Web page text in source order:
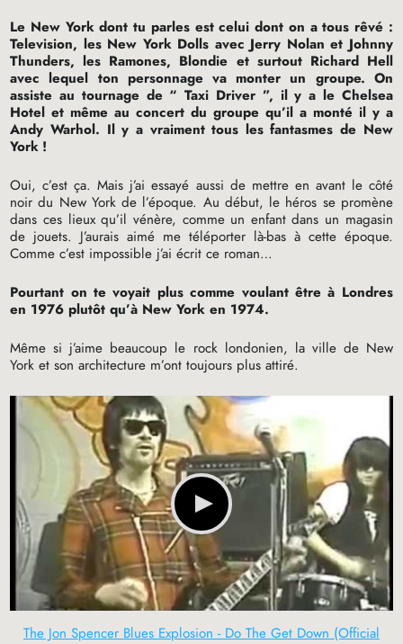
Le New York dont tu parles est celui dont on a tous rêvé :
Television, les New York Dolls avec Jerry Nolan et Johnny
Thunders, les Ramones, Blondie et surtout Richard Hell
avec lequel ton personnage va monter un groupe. On
assiste au tournage de “ Taxi Driver ”, il y a le Chelsea
Hotel et même au concert du groupe qu’il a monté il y a
Andy Warhol. Il y a vraiment tous les fantasmes de New
York !
Oui, c’est ça. Mais j’ai essayé aussi de mettre en avant le côté
noir du New York de l’époque. Au début, le héros se promène
dans ces lieux qu’il vénère, comme un enfant dans un magasin
de jouets. J’aurais aimé me téléporter là-bas à cette époque.
Comme c’est impossible j’ai écrit ce roman…
Pourtant on te voyait plus comme voulant être à Londres
en 1976 plutôt qu’à New York en 1974.
Même si j’aime beaucoup le rock londonien, la ville de New
York et son architecture m’ont toujours plus attiré.
The Jon Spencer Blues Explosion - Do The Get Down (Official